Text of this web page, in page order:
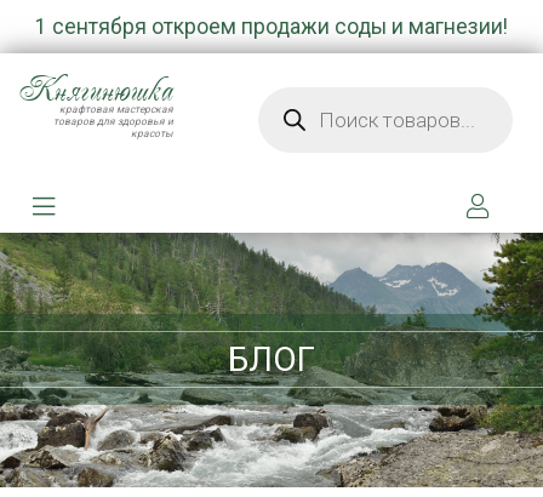
1 сентября откроем продажи соды и магнезии!
Княгинюшка
крафтовая мастерская
товаров для здоровья и
красоты
БЛОГ